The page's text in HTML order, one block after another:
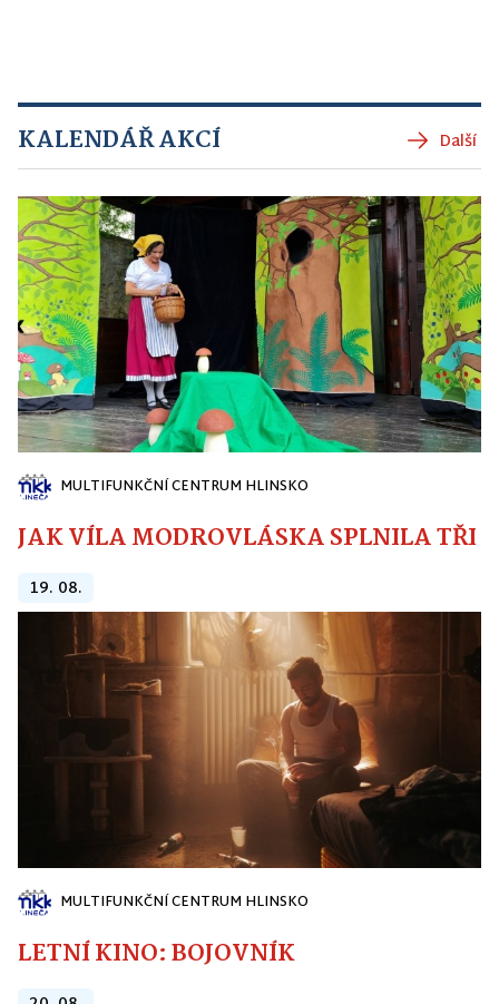
KALENDÁŘ AKCÍ Další
MULTIFUNKČNÍ CENTRUM HLINSKO
JAK VÍLA MODROVLÁSKA SPLNILA
19. 08.
MULTIFUNKČNÍ CENTRUM HLINSKO
LETNÍ KINO: BOJOVNÍK